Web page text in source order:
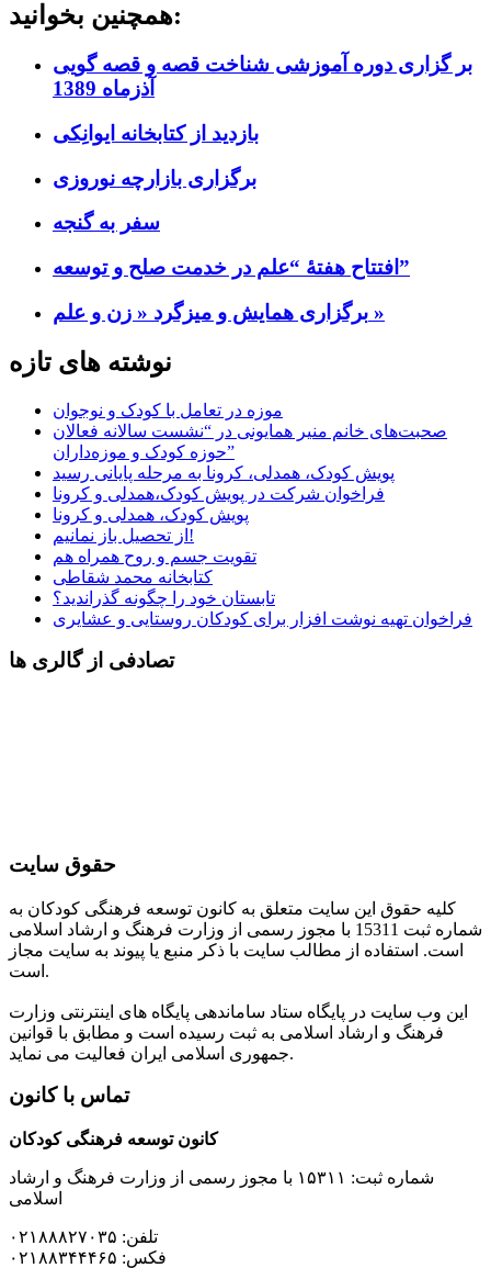
همچنین بخوانید:
بر گزاری دوره آموزشی شناخت قصه و قصه گویی
آذزماه 1389
بازدید از کتابخانه ایوانِکی
برگزاری بازارچه نوروزی
سفر به گنجه
افتتاح هفتۀ “علم در خدمت صلح و توسعه”
برگزاری همایش و میزگرد « زن و علم »
نوشته های تازه
موزه در تعامل با کودک و نوجوان
صحبت‌های خانم منیر همایونی در “نشست سالانه فعالان
حوزه کودک و موزه‌داران”
پویش کودک، همدلی، کرونا به مرحله پایانی رسید
فراخوان شرکت در پویش کودک،همدلی و کرونا
پویش کودک، همدلی و کرونا
از تحصیل باز نمانیم!
تقویت جسم و روح همراه هم
کتابخانه محمد شقاطی
تابستان خود را چگونه گذراندید؟
فراخوان تهیه نوشت افزار برای کودکان روستایی و عشایری
تصادفی از گالری ها
حقوق سایت
کلیه حقوق این سایت متعلق به کانون توسعه فرهنگی کودکان به
شماره ثبت 15311 با مجوز رسمی از وزارت فرهنگ و ارشاد اسلامی
است. استفاده از مطالب سایت با ذکر منبع یا پیوند به سایت مجاز
است.
این وب سایت در پایگاه ستاد ساماندهی پایگاه های اینترنتی وزارت
فرهنگ و ارشاد اسلامی به ثبت رسیده است و مطابق با قوانین
جمهوری اسلامی ایران فعالیت می نماید.
تماس با کانون
کانون توسعه فرهنگی کودکان
شماره ثبت: ۱۵۳۱۱ با مجوز رسمی از وزارت فرهنگ و ارشاد
اسلامی
تلفن: ۰۲۱۸۸۸۲۷۰۳۵
فکس: ۰۲۱۸۸۳۴۴۴۶۵